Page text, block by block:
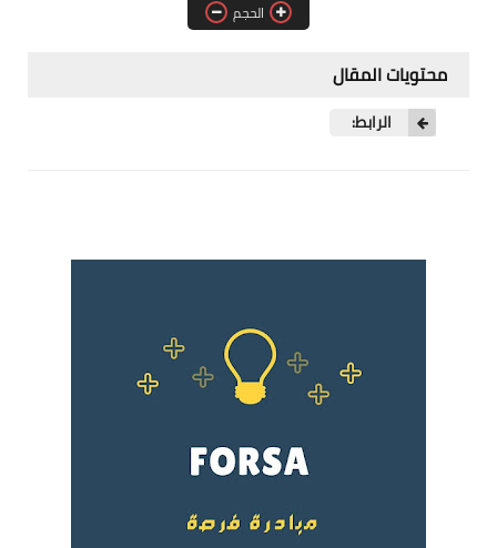
فرص عمل في العراقالحجم
محتويات المقال
الرابط: